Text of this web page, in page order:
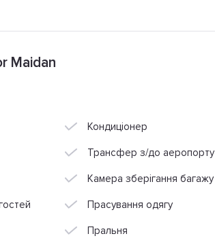
Maidan
Кондиціонер
Трансфер з/до аеропорту
Камера зберігання багажу
Прасування одягу
Пральня